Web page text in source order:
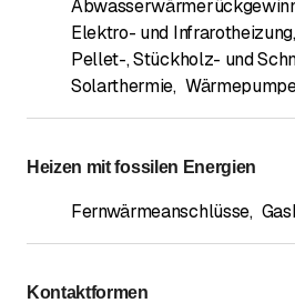
Elektro- und Infrarotheizung,
Pellet-, Stückholz- und
Solarthermie,
Heizen mit fossilen Energien
Fernwärmeanschlüsse,
Kontaktformen